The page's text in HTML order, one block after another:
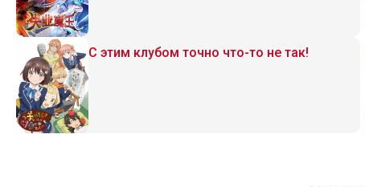
С этим клубом точно что-то не так!